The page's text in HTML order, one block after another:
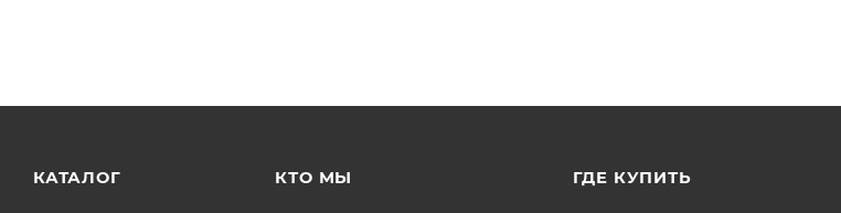
КАТАЛОГ КТО МЫ ГДЕ КУПИТЬ